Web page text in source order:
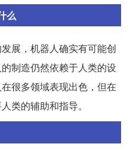
么
展，机器人确实有可能创
制造仍然依赖于人类的设
很多领域表现出色，但在
类的辅助和指导。